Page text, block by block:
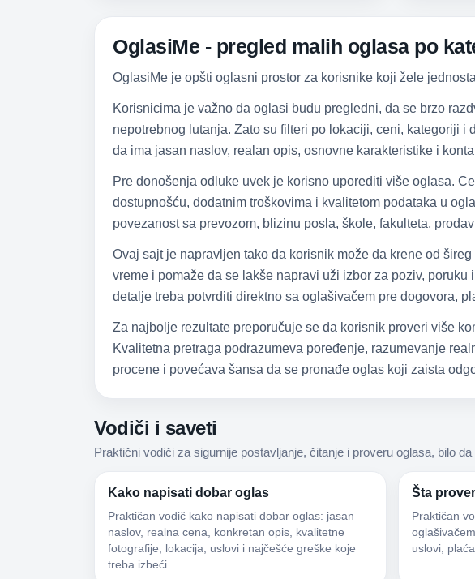
OglasiMe - pregled malih oglasa po
OglasiMe je opšti oglasni prostor za korisnike koji žele
Korisnicima je važno da oglasi budu pregledni, da se brzo
nepotrebnog lutanja. Zato su filteri po lokaciji, ceni, kategoriji
da ima jasan naslov, realan opis, osnovne karakteristike i
Pre donošenja odluke uvek je korisno uporediti više oglasa.
dostupnošću, dodatnim troškovima i kvalitetom podataka u
povezanost sa prevozom, blizinu posla, škole, fakulteta,
Ovaj sajt je napravljen tako da korisnik može da krene od
vreme i pomaže da se lakše napravi uži izbor za poziv,
detalje treba potvrditi direktno sa oglašivačem pre dogovora,
Za najbolje rezultate preporučuje se da korisnik proveri više
Kvalitetna pretraga podrazumeva poređenje, razumevanje
procene i povećava šansa da se pronađe oglas koji zaista
Vodiči i saveti
Praktični vodiči za sigurnije postavljanje, čitanje i proveru oglasa, bilo
Kako napisati dobar oglas
Praktičan vodič kako napisati dobar oglas: jasan
naslov, realna cena, konkretan opis, kvalitetne
fotografije, lokacija, uslovi i najčešće greške koje
treba izbeći.
Šta
Praktičan
uslovi,